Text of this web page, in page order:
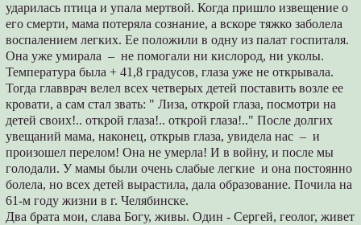
ударилась птица и упала мертвой. Когда пришло извещение о
его смерти, мама потеряла сознание, а вскоре тяжко заболела
воспалением легких. Ее положили в одну из палат госпиталя.
Она уже умирала – не помогали ни кислород, ни уколы.
Температура была + 41,8 градусов, глаза уже не открывала.
Тогда главврач велел всех четверых детей поставить возле ее
кровати, а сам стал звать: " Лиза, открой глаза, посмотри на
детей своих!.. открой глаза!.. открой глаза!.." После долгих
увещаний мама, наконец, открыв глаза, увидела нас – и
произошел перелом! Она не умерла! И в войну, и после мы
голодали. У мамы были очень слабые легкие и она постоянно
болела, но всех детей вырастила, дала образование. Почила на
61-м году жизни в г. Челябинске.
Два брата мои, слава Богу, живы. Один - Сергей, геолог, живет